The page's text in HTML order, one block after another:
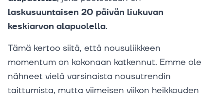
laskusuuntaisen 20 päivän liukuvan
keskiarvon alapuolella.
Tämä kertoo siitä, että nousuliikkeen
momentum on kokonaan katkennut. Emme ole
nähneet vielä varsinaista nousutrendin
taittumista, mutta viimeisen viikon heikkouden